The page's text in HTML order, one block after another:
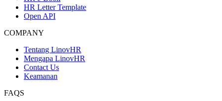
HR Letter Template
Open API
COMPANY
Tentang LinovHR
Mengapa LinovHR
Contact Us
Keamanan
FAQS